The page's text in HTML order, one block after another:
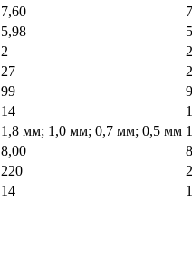
7,60
5,98
2
2
27
99
14
1,8 мм; 1,0 мм; 0,7 мм; 0,5 мм
8,00
220
14